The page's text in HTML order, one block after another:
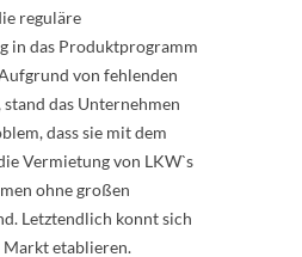
reguläre
in das Produktprogramm
von fehlenden
das Unternehmen
dass sie mit dem
Vermietung von LKW`s
ohne großen
Letztendlich konnt sich
etablieren.